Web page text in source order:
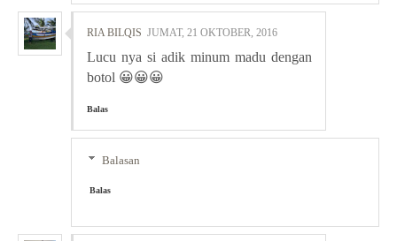
RIA BILQIS JUMAT, 21 OKTOBER, 2016
Lucu nya si adik minum madu dengan
botol 😀😀😀
Balas
Balasan
Balas